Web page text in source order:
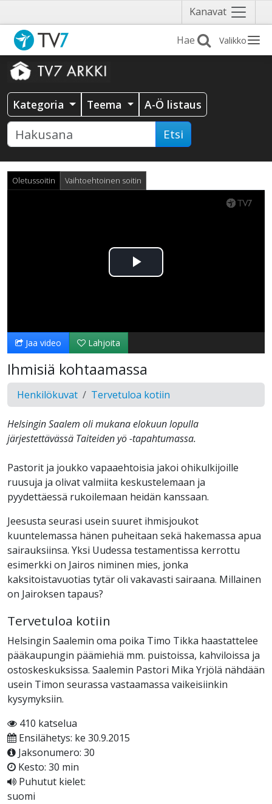
Kanavat Näytä
valikko
Valikko
Kategoria Teema A-Ö listaus
Etsi
Oletussoitin Vaihtoehtoinen soitin
Toista
Jaa video Lahjoita
Ihmisiä kohtaamassa
Henkilökuvat Tervetuloa kotiin
Helsingin Saalem oli mukana elokuun lopulla
järjestettävässä Taiteiden yö -tapahtumassa.
Pastorit ja joukko vapaaehtoisia jakoi ohikulkijoille
ruusuja ja olivat valmiita keskustelemaan ja
pyydettäessä rukoilemaan heidän kanssaan.
Jeesusta seurasi usein suuret ihmisjoukot
kuuntelemassa hänen puheitaan sekä hakemassa apua
sairauksiinsa. Yksi Uudessa testamentissa kerrottu
esimerkki on Jairos niminen mies, jonka
kaksitoistavuotias tytär oli vakavasti sairaana. Millainen
on Jairoksen tapaus?
Tervetuloa kotiin
Helsingin Saalemin oma poika Timo Tikka haastattelee
pääkaupungin päämiehiä mm. puistoissa, kahviloissa ja
ostoskeskuksissa. Saalemin Pastori Mika Yrjölä nähdään
usein Timon seurassa vastaamassa vaikeisiinkin
kysymyksiin.
410 katselua
Ensilähetys: ke 30.9.2015
Jaksonumero: 30
Kesto: 30 min
Puhutut kielet:
suomi